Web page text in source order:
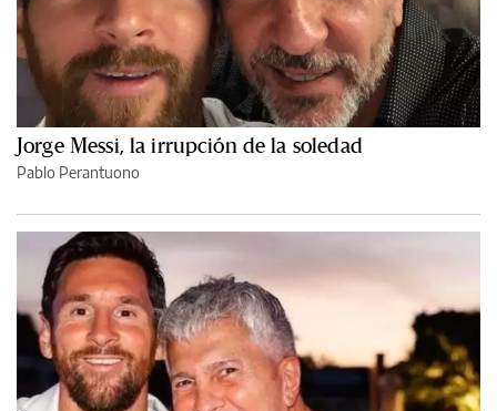
Jorge Messi, la irrupción de la soledad
Pablo Perantuono